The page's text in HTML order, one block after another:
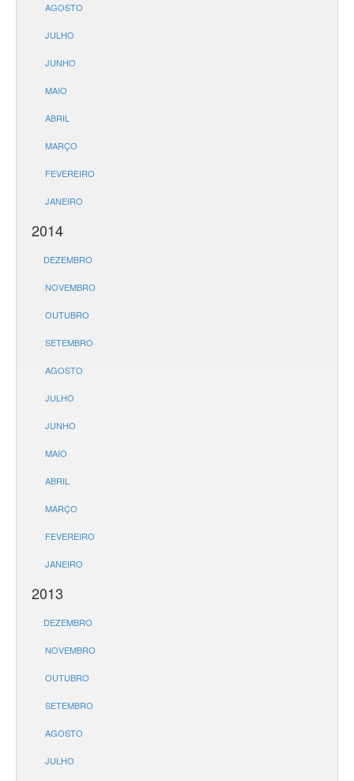
AGOSTO
JULHO
JUNHO
MAIO
ABRIL
MARÇO
FEVEREIRO
JANEIRO
2014
DEZEMBRO
NOVEMBRO
OUTUBRO
SETEMBRO
AGOSTO
JULHO
JUNHO
MAIO
ABRIL
MARÇO
FEVEREIRO
JANEIRO
2013
DEZEMBRO
NOVEMBRO
OUTUBRO
SETEMBRO
AGOSTO
JULHO